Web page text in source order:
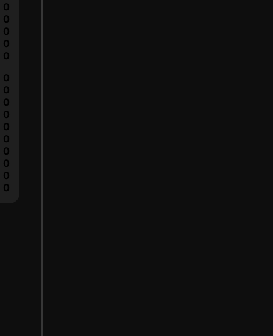
0
0
0
0
0
0
0
0
0
0
0
0
0
0
0